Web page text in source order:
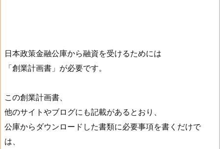
日本政策金融公庫から融資を受けるためには
「創業計画書」が必要です。
この創業計画書、
他のサイトやブログにも記載があるとおり、
公庫からダウンロードした書類に必要事項を書くだけで
は、